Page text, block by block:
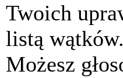
Twoich
listą
Możesz